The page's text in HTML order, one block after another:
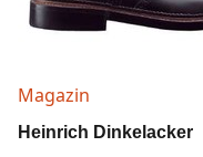
Magazin
Heinrich Dinkelacker